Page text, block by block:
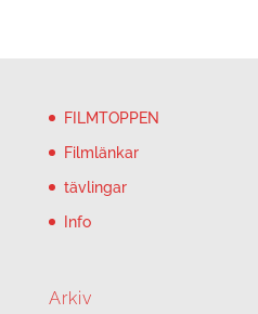
FILMTOPPEN
Filmlänkar
tävlingar
Info
Arkiv